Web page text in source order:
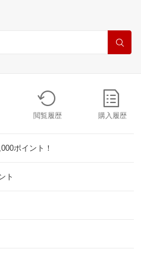
閲覧履歴 購入履歴
ポイント！
ト